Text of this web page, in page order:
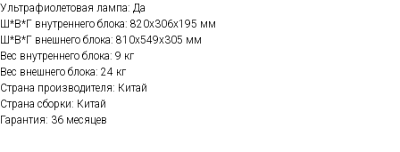
Ультрафиолетовая лампа: Да
Ш*В*Г внутреннего блока: 820x306x195 мм
Ш*В*Г внешнего блока: 810x549x305 мм
Вес внутреннего блока: 9 кг
Вес внешнего блока: 24 кг
Страна производителя: Китай
Страна сборки: Китай
Гарантия: 36 месяцев